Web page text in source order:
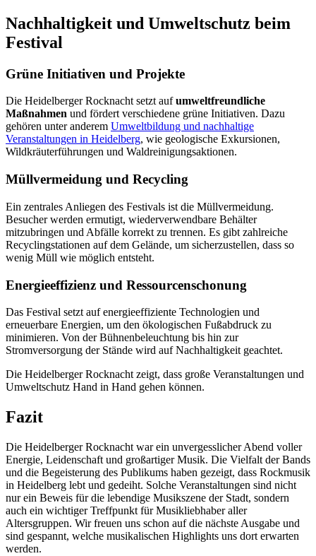
Nachhaltigkeit und Umweltschutz beim
Festival
Grüne Initiativen und Projekte
Die Heidelberger Rocknacht setzt aufumweltfreundliche
Maßnahmen und fördert verschiedene grüne Initiativen. Dazu
gehören unter anderem Umweltbildung und nachhaltige
Veranstaltungen in Heidelberg, wie geologische Exkursionen,
Wildkräuterführungen und Waldreinigungsaktionen.
Müllvermeidung und Recycling
Ein zentrales Anliegen des Festivals ist die Müllvermeidung.
Besucher werden ermutigt, wiederverwendbare Behälter
mitzubringen und Abfälle korrekt zu trennen. Es gibt zahlreiche
Recyclingstationen auf dem Gelände, um sicherzustellen, dass so
wenig Müll wie möglich entsteht.
Energieeffizienz und Ressourcenschonung
Das Festival setzt auf energieeffiziente Technologien und
erneuerbare Energien, um den ökologischen Fußabdruck zu
minimieren. Von der Bühnenbeleuchtung bis hin zur
Stromversorgung der Stände wird auf Nachhaltigkeit geachtet.
Die Heidelberger Rocknacht zeigt, dass große Veranstaltungen und
Umweltschutz Hand in Hand gehen können.
Fazit
Die Heidelberger Rocknacht war ein unvergesslicher Abend voller
Energie, Leidenschaft und großartiger Musik. Die Vielfalt der Bands
und die Begeisterung des Publikums haben gezeigt, dass Rockmusik
in Heidelberg lebt und gedeiht. Solche Veranstaltungen sind nicht
nur ein Beweis für die lebendige Musikszene der Stadt, sondern
auch ein wichtiger Treffpunkt für Musikliebhaber aller
Altersgruppen. Wir freuen uns schon auf die nächste Ausgabe und
sind gespannt, welche musikalischen Highlights uns dort erwarten
werden.